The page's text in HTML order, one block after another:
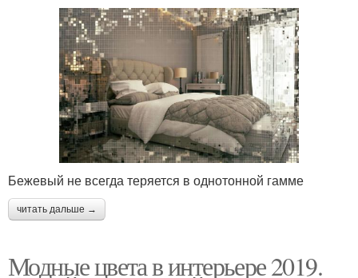
Бежевый не всегда теряется в однотонной гамме
читать дальше →
Модные цвета в интерьере 2019.